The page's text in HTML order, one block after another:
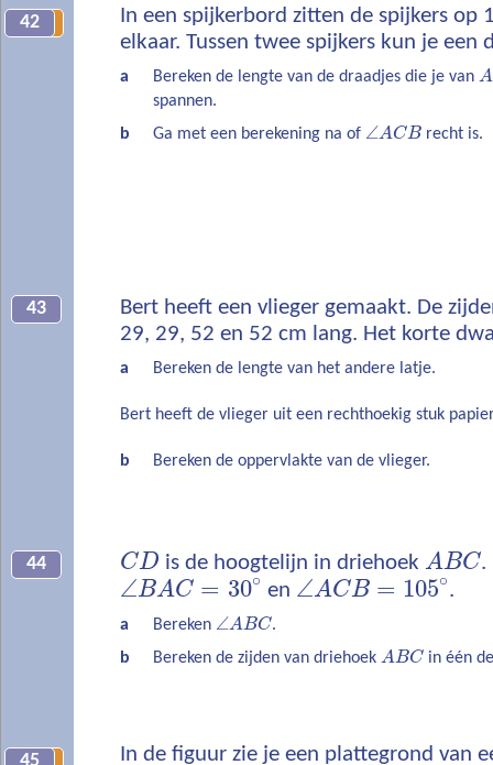
42
6
In een spijkerbord zitten de spijkers op
elkaar. Tussen twee spijkers kun je een
a Bereken de lengte van de draadjes die je van A
spannen.
b
Ga met een berekening na of ∠ACBrecht is.
43
Bert heeft een vlieger gemaakt. De
29, 29, 52 en 52 cm lang. Het korte
a Bereken de lengte van het andere latje.
Bert heeft de vlieger uit een rechthoekig stuk
b Bereken de oppervlakte van de vlieger.
44 CD is de hoogtelijn in driehoek ABC.
∠BAC = 30∘ en ∠ACB = 105∘.
a Bereken ∠ABC.
b
Bereken de zijden van driehoek ABCin één
In de figuur zie je een plattegrond van